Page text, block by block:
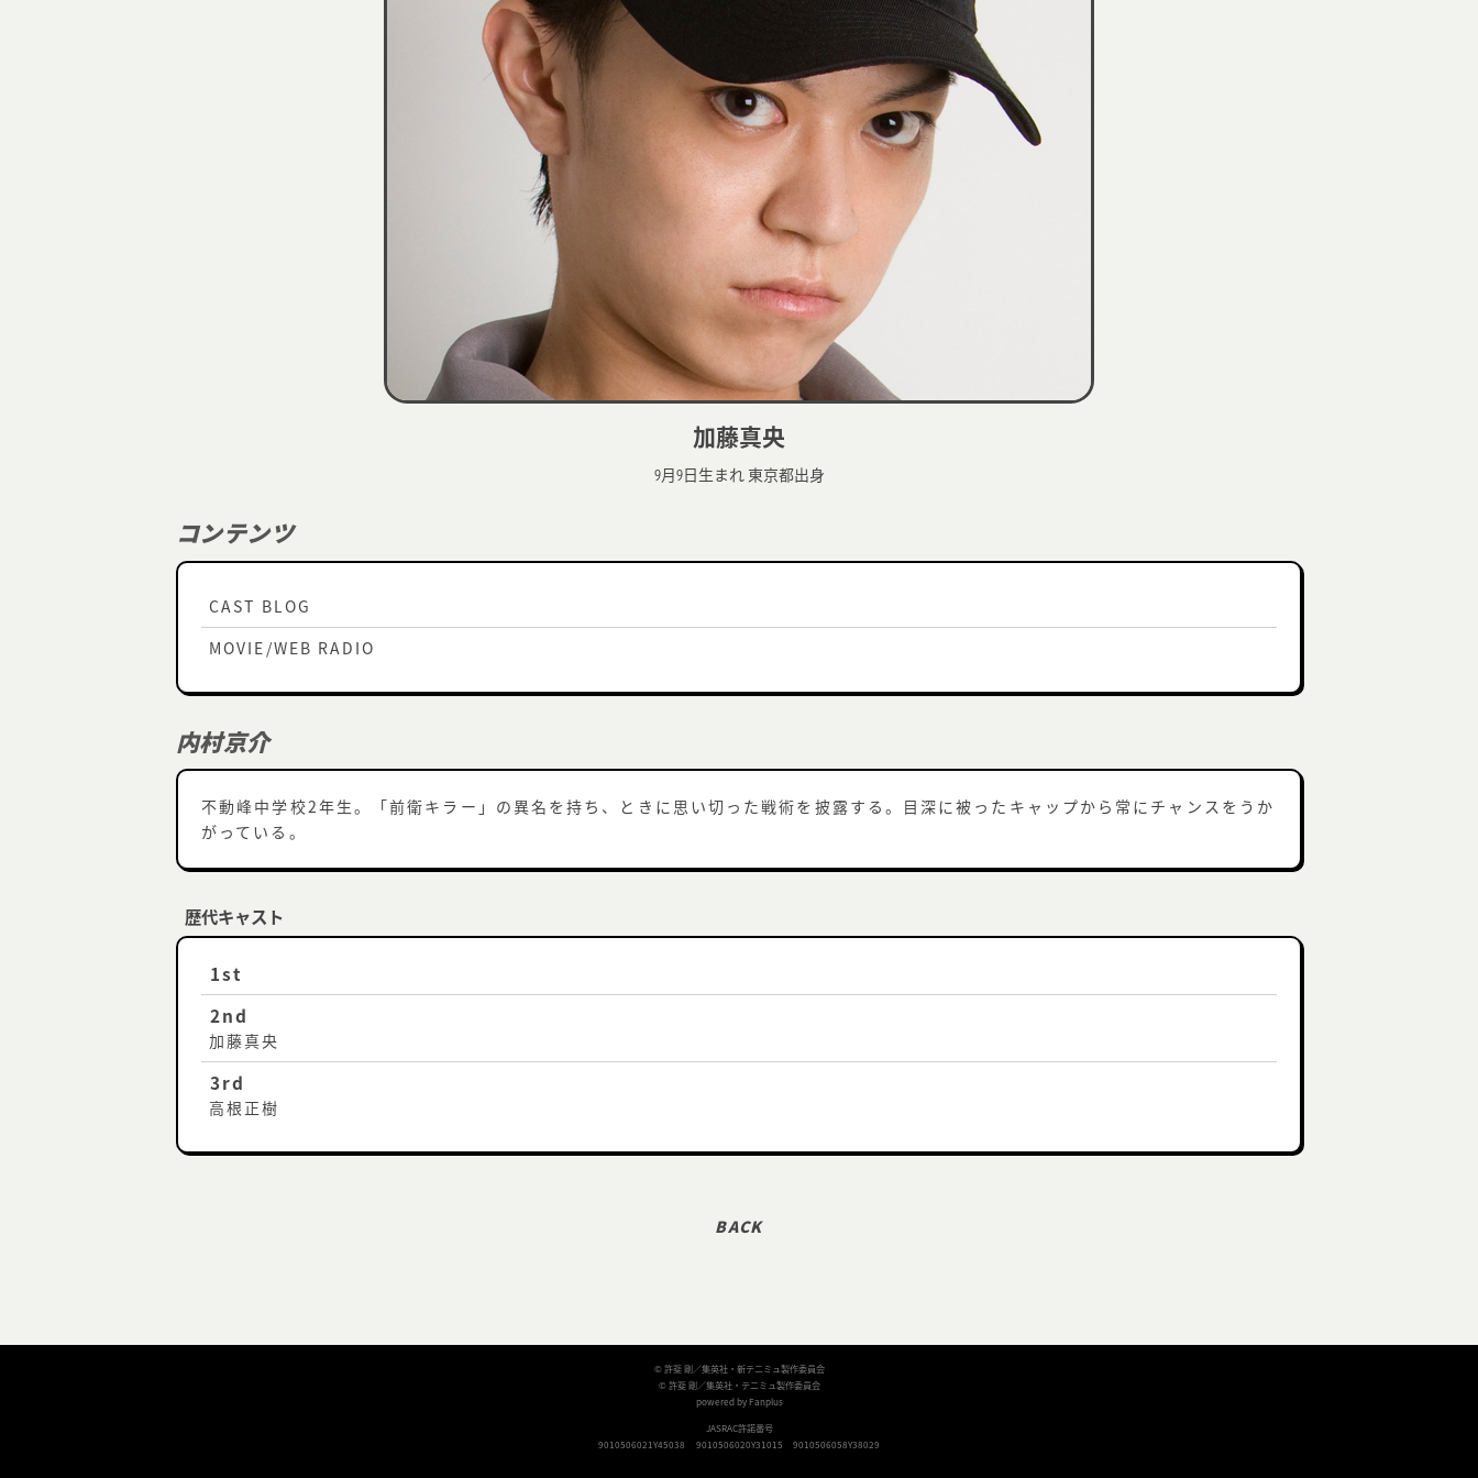
加藤真央
9月9日生まれ 東京都出身
コンテンツ
CAST BLOG
MOVIE/WEB RADIO
内村京介
不動峰中学校2年生。「前衛キラー」の異名を持ち、ときに思い切った戦術を披露する。目深に被ったキャップから常にチャンスをうか
がっている。
歴代キャスト
1st
2nd
加藤真央
3rd
高根正樹
© 許斐 剛／集英社・新テニミュ製作委員会
© 許斐 剛／集英社・テニミュ製作委員会
powered by Fanplus
JASRAC許諾番号
9010506021Y45038
9010506020Y31015 9010506058Y38029